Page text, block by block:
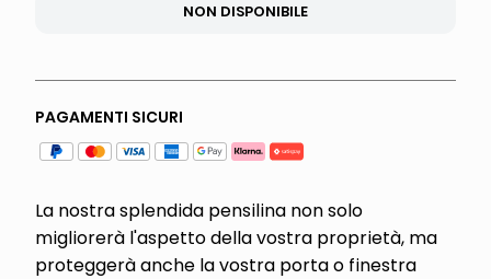
NON DISPONIBILE
PAGAMENTI SICURI
La nostra splendida pensilina non solo
migliorerà l'aspetto della vostra proprietà, ma
proteggerà anche la vostra porta o finestra